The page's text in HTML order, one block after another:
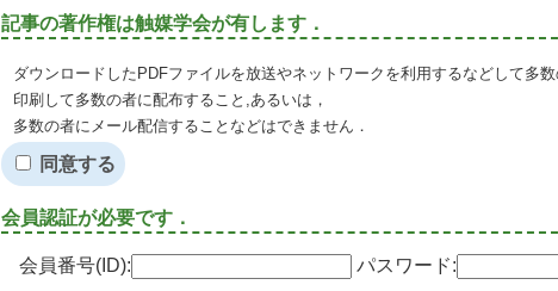
記事の著作権は触媒学会が有します．
ダウンロードしたPDFファイルを放送やネットワークを利用するなどして多
印刷して多数の者に配布すること,あるいは，
多数の者にメール配信することなどはできません．
同意する
会員認証が必要です．
会員番号(ID): パスワード: